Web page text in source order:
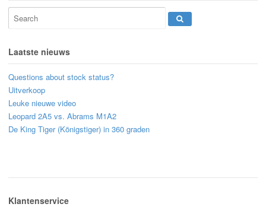
Laatste nieuws
Questions about stock status?
Uitverkoop
Leuke nieuwe video
Leopard 2A5 vs. Abrams M1A2
De King Tiger (Königstiger) in 360 graden
Klantenservice